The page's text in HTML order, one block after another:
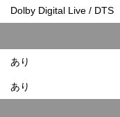
Dolby Digital Live / DTS
あり
あり